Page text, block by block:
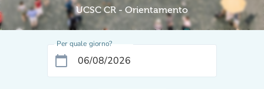
UCSC CR - Orientamento
Per quale giorno?
calendar_today